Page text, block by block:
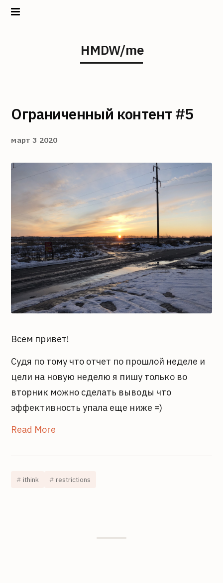
HMDW/me
Ограниченный контент #5
март 3 2020
Всем привет!
Судя по тому что отчет по прошлой неделе и
цели на новую неделю я пишу только во
вторник можно сделать выводы что
эффективность упала еще ниже =)
Read More
ithink restrictions